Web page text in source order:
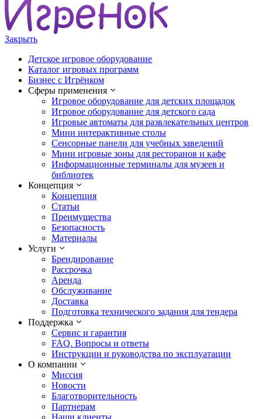
Закрыть
Детское игровое оборудование
Каталог игровых программ
Бизнес с Игрёнком
Сферы применения
Игровое оборудование для детских площадок
Игровое оборудование для детского сада
Игровые автоматы для развлекательных центров
Мини интерактивные столы
Сенсорные панели для учебных заведений
Мини игровые зоны для ресторанов и кафе
Информационные терминалы для музеев и
библиотек
Концепция
Концепция
Статьи
Преимущества
Безопасность
Материалы
Услуги
Брендирование
Рассрочка
Аренда
Обслуживание
Доставка
Подготовка технического задания для тендера
Поддержка
Сервис и гарантия
FAQ. Вопросы и ответы
Инструкции и руководства по эксплуатации
О компании
Миссия
Новости
Благотворительность
Партнерам